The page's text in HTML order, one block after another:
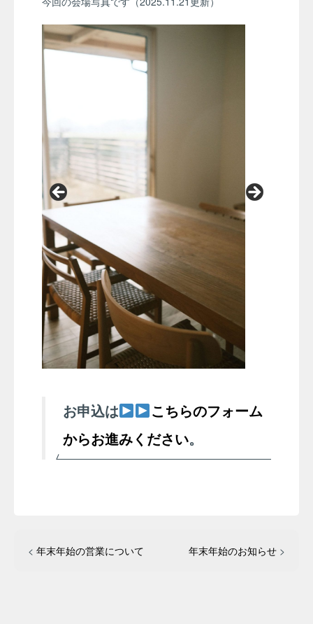
お申込は
こちらのフォーム
からお進みください。
< 年末年始の営業について 年末年始のお知らせ >